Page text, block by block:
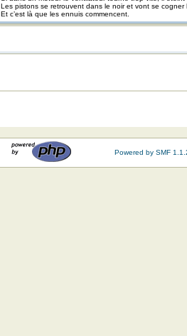
Les pistons se retrouvent dans le noir et vont se
Et c’est là que les ennuis commencent.
Powered by SMF